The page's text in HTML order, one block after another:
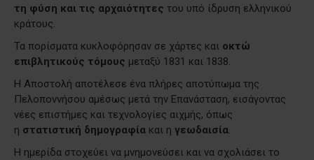
τη φύση και τις αρχαιότητες του υπό ίδρυση ελληνικού
κράτους.
Τα πορίσματα κυκλοφόρησαν σε χάρτες και οκτώ
επιβλητικούς τόμους μεταξύ 1831 και 1838.
Η Αποστολή αποτέλεσε ένα πλήρες αποτύπωμα της
Πελοποννήσου αμέσως μετά την Επανάσταση, εισάγοντας
νέες επιστήμες και τεχνολογίες αιχμής, όπως
η στατιστική δημογραφία και η γεωδαισία
Η ημερίδα στοχεύει να μνημονεύσει και να σχολιάσει το